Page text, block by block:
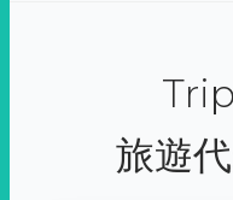
旅遊